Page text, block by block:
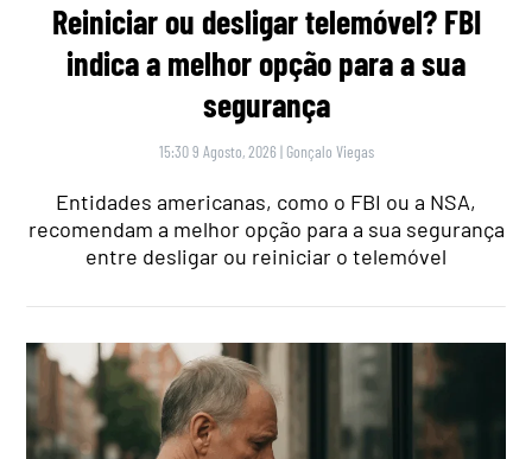
Reiniciar ou desligar telemóvel? FBI
indica a melhor opção para a sua
segurança
15:30 9 Agosto, 2026 | Gonçalo Viegas
Entidades americanas, como o FBI ou a NSA,
recomendam a melhor opção para a sua segurança
entre desligar ou reiniciar o telemóvel